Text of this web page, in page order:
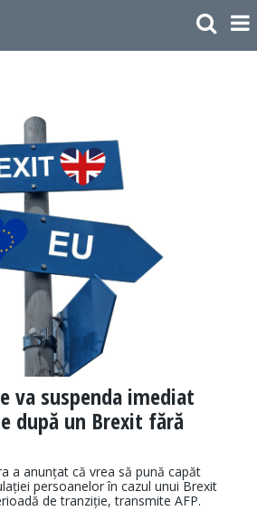
va suspenda imediat
după un Brexit fără
a anunțat că vrea să pună capăt
persoanelor în cazul unui Brexit
de tranziție, transmite AFP.